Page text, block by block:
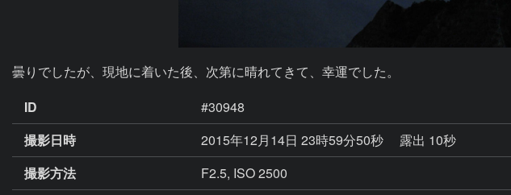
曇りでしたが、現地に着いた後、次第に晴れてきて、幸運でした。
ID
#30948
撮影日時
2015年12月14日 23時59分50秒
露出 10秒
撮影方法
F2.5, ISO 2500